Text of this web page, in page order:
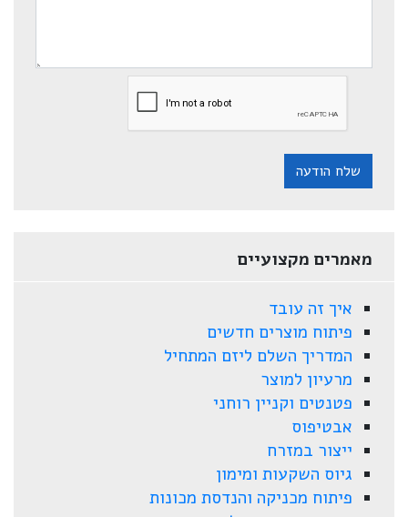
שלח הודעה
מאמרים מקצועיים
איך זה עובד
פיתוח מוצרים חדשים
המדריך השלם ליזם המתחיל
מרעיון למוצר
פטנטים וקניין רוחני
אבטיפוס
ייצור במזרח
גיוס השקעות ומימון
פיתוח מכניקה והנדסת מכונות